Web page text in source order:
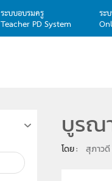
ระบบอบรมครู
Teacher PD System
ระ
บูรณ
โดย : สุภาวดี